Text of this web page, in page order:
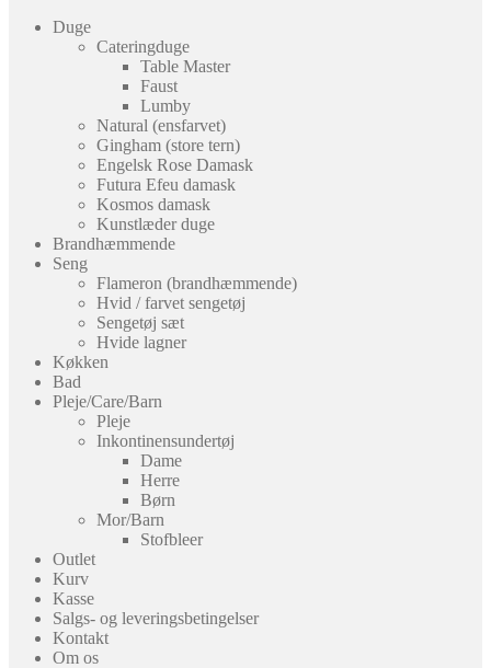
Duge
Cateringduge
Table Master
Faust
Lumby
Natural (ensfarvet)
Gingham (store tern)
Engelsk Rose Damask
Futura Efeu damask
Kosmos damask
Kunstlæder duge
Brandhæmmende
Seng
Flameron (brandhæmmende)
Hvid / farvet sengetøj
Sengetøj sæt
Hvide lagner
Køkken
Bad
Pleje/Care/Barn
Pleje
Inkontinensundertøj
Dame
Herre
Børn
Mor/Barn
Stofbleer
Outlet
Kurv
Kasse
Salgs- og leveringsbetingelser
Kontakt
Om os